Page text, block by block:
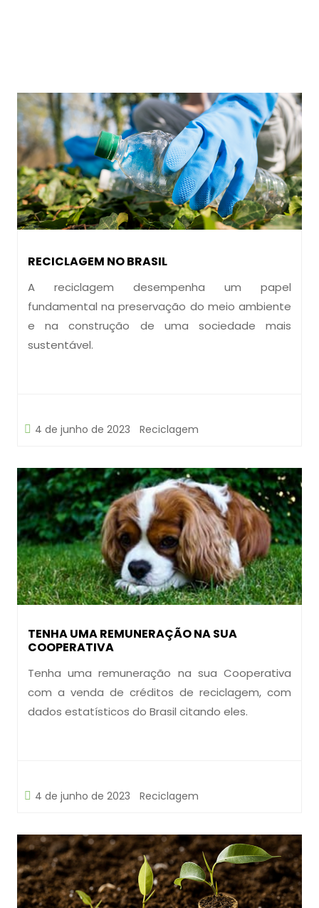
RECICLAGEM NO BRASIL
A reciclagem desempenha um papel
fundamental na preservação do meio ambiente
e na construção de uma sociedade mais
sustentável.
4 de junho de 2023 Reciclagem
TENHA UMA REMUNERAÇÃO NA SUA
COOPERATIVA
Tenha uma remuneração na sua Cooperativa
com a venda de créditos de reciclagem, com
dados estatísticos do Brasil citando eles.
4 de junho de 2023 Reciclagem